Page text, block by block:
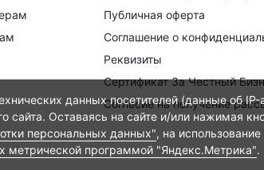
Публичная оферта
Соглашение о
Реквизиты
Сертификат За Честный
Согласие на получение
данных посетителей (данные об IP-
сайта. Оставаясь на сайте и/или нажимая
персональных данных", на
метрической программой "Яндекс.Метрика".